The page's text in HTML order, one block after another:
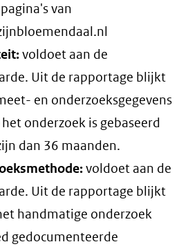
van
voldoet aan de
. Uit de rapportage blijkt
en onderzoeksgegevens
onderzoek is gebaseerd
dan 36 maanden.
voldoet aan de
. Uit de rapportage blijkt
handmatige onderzoek
gedocumenteerde